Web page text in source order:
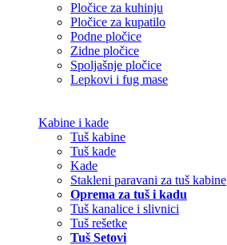
Pločice za kuhinju
Pločice za kupatilo
Podne pločice
Zidne pločice
Spoljašnje pločice
Lepkovi i fug mase
Kabine i kade
Tuš kabine
Tuš kade
Kade
Stakleni paravani za tuš kabine
Oprema za tuš i kadu
Tuš kanalice i slivnici
Tuš rešetke
Tuš Setovi